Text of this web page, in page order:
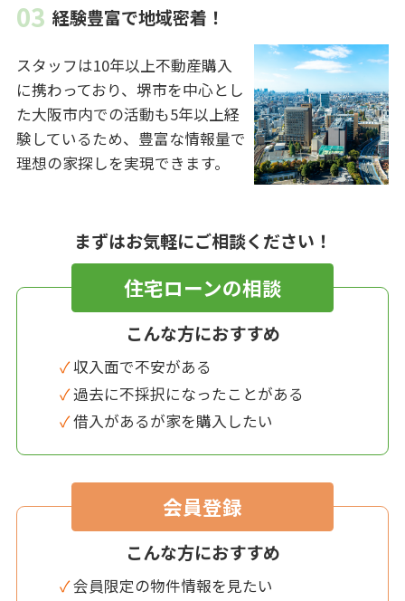
経験豊富で地域密着！
スタッフは10年以上不動産購入
に携わっており、堺市を中心とし
た大阪市内での活動も5年以上経
験しているため、豊富な情報量で
理想の家探しを実現できます。
まずはお気軽にご相談ください！
住宅ローンの相談
こんな方におすすめ
✓ 収入面で不安がある
✓ 過去に不採択になったことがある
✓ 借入があるが家を購入したい
会員登録
こんな方におすすめ
✓ 会員限定の物件情報を見たい